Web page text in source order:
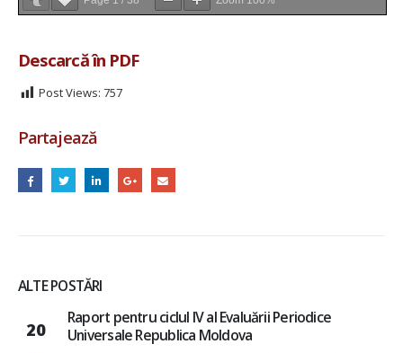
Descarcă în PDF
Post Views: 757
Partajează
ALTE POSTĂRI
10
Raport de analiză a cadrului normativ și accesului la
servicii sociale a fetelor și femeilor cu dizabilități